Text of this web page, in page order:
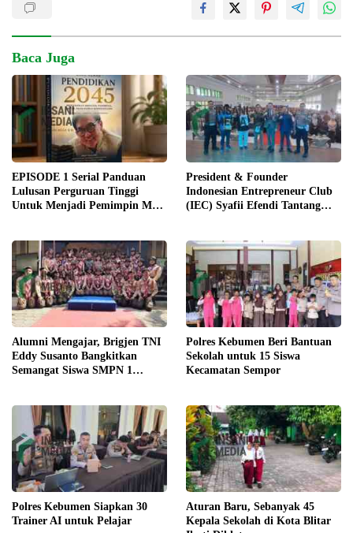
Baca Juga
EPISODE 1 Serial Panduan
Lulusan Perguruan Tinggi
Untuk Menjadi Pemimpin Masa
President & Founder
Indonesian Entrepreneur Club
(IEC) Syafii Efendi Tantang
Alumni Mengajar, Brigjen TNI
Eddy Susanto Bangkitkan
Semangat Siswa SMPN 1
Polres Kebumen Beri Bantuan
Sekolah untuk 15 Siswa
Kecamatan Sempor
Polres Kebumen Siapkan 30
Trainer AI untuk Pelajar
Aturan Baru, Sebanyak 45
Kepala Sekolah di Kota Blitar